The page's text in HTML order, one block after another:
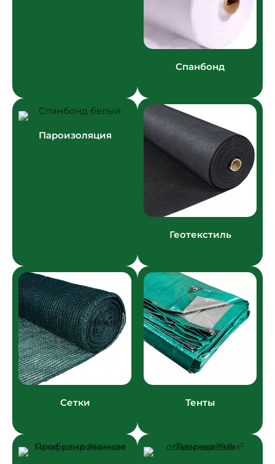
Спанбонд
Пароизоляция
Геотекстиль
Сетки Тенты